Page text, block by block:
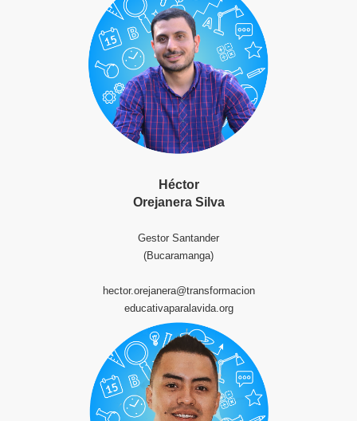
Héctor
Orejanera Silva
Gestor Santander
(Bucaramanga)
hector.orejanera@transformacion
educativaparalavida.org